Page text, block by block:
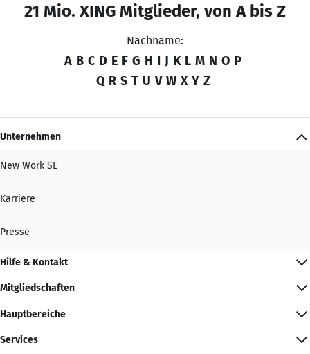
21 Mio. XING Mitglieder, von A bis Z
Nachname:
A B C D E F G H I J K L M N O P
Q R S T U V W X Y Z
Unternehmen
New Work SE
Karriere
Presse
Hilfe & Kontakt
Mitgliedschaften
Hauptbereiche
Services